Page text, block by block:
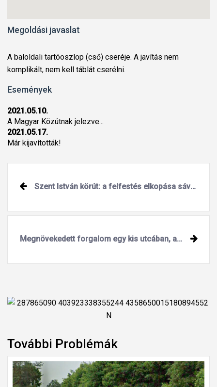
Megoldási javaslat
A baloldali tartóoszlop (cső) cseréje. A javítás nem
komplikált, nem kell táblát cserélni.
Események
2021.05.10.
A Magyar Közútnak jelezve...
2021.05.17.
Már kijavították!
Szent István körút: a felfestés elkopása sáveltolásnál nagyon veszélyes
Megnövekedett forgalom egy kis utcában, ahol sok az öreg ház
További Problémák